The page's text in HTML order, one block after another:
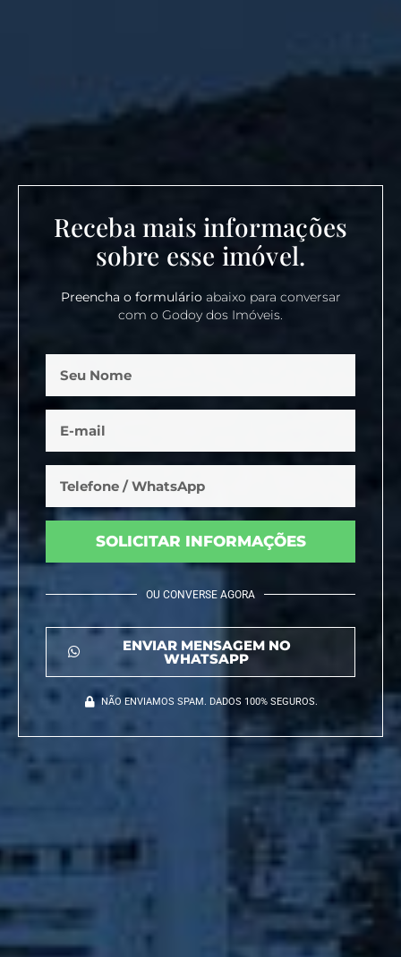
Receba mais informações
sobre esse imóvel.
Preencha o formulárioabaixo para conversar
com o Godoy dos Imóveis.
SOLICITAR INFORMAÇÕES
OU CONVERSE AGORA
ENVIAR MENSAGEM NO
WHATSAPP
NÃO ENVIAMOS SPAM. DADOS 100% SEGUROS.